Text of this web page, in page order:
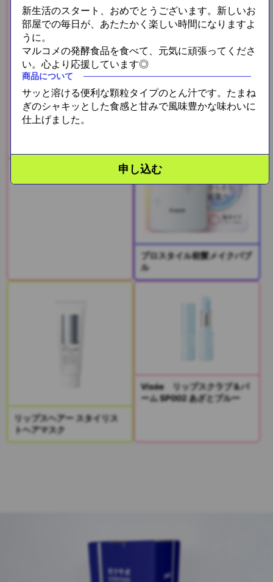
プロスタイル前髪メイクバブ
ル
リップスヘアー スタイリス
トヘアマスク
Visée リップスクラブ＆バ
ーム SP002 あざとブルー
新生活のスタート、おめでとうございます。新しいお
部屋での毎日が、あたたかく楽しい時間になりますよ
うに。
マルコメの発酵食品を食べて、元気に頑張ってくださ
い。心より応援しています◎
商品について
サッと溶ける便利な顆粒タイプのとん汁です。たまね
ぎのシャキッとした食感と甘みで風味豊かな味わいに
仕上げました。
申し込む